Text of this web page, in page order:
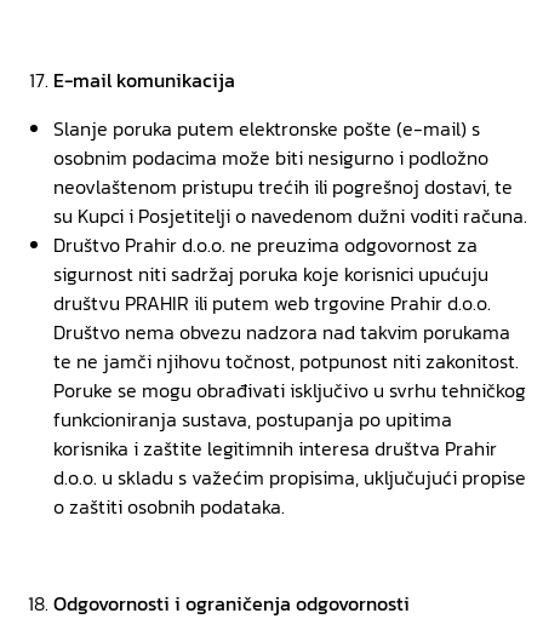
E-mail komunikacija
Slanje poruka putem elektronske pošte (e-mail) s
osobnim podacima može biti nesigurno i podložno
neovlaštenom pristupu trećih ili pogrešnoj dostavi, te
su Kupci i Posjetitelji o navedenom dužni voditi računa.
Društvo Prahir d.o.o. ne preuzima odgovornost za
sigurnost niti sadržaj poruka koje korisnici upućuju
društvu PRAHIR ili putem web trgovine Prahir d.o.o.
Društvo nema obvezu nadzora nad takvim porukama
te ne jamči njihovu točnost, potpunost niti zakonitost.
Poruke se mogu obrađivati isključivo u svrhu tehničkog
funkcioniranja sustava, postupanja po upitima
korisnika i zaštite legitimnih interesa društva Prahir
d.o.o. u skladu s važećim propisima, uključujući propise
o zaštiti osobnih podataka.
Odgovornosti i ograničenja odgovornosti